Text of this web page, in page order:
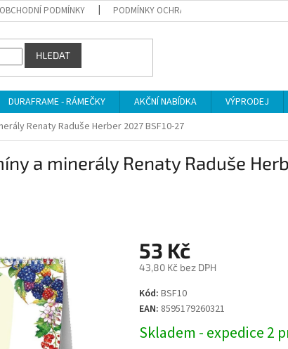
OBCHODNÍ PODMÍNKY PODMÍNKY OCHRANY OSOBNÍCH ÚDAJŮ
HLEDAT
DURAFRAME - RÁMEČKY AKČNÍ NABÍDKA VÝPRODEJ
Renaty Raduše Herber 2027 BSF10-27
a minerály Renaty Raduše
53 Kč
43,80 Kč bez DPH
Měrná
cena:
Kód: BSF10
EAN: 8595179260321
Skladem - expedice 2